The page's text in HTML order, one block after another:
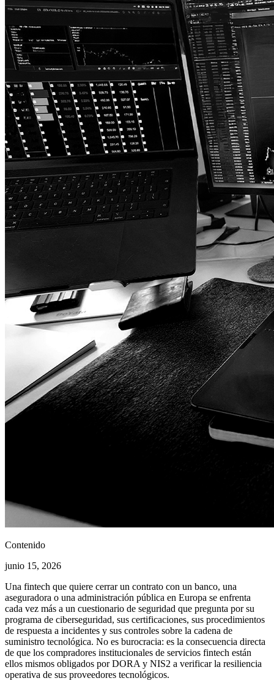
Contenido
junio 15, 2026
Una fintech que quiere cerrar un contrato con un banco, una
aseguradora o una administración pública en Europa se enfrenta
cada vez más a un cuestionario de seguridad que pregunta por su
programa de ciberseguridad, sus certificaciones, sus procedimientos
de respuesta a incidentes y sus controles sobre la cadena de
suministro tecnológica. No es burocracia: es la consecuencia directa
de que los compradores institucionales de servicios fintech están
ellos mismos obligados por DORA y NIS2 a verificar la resiliencia
operativa de sus proveedores tecnológicos.